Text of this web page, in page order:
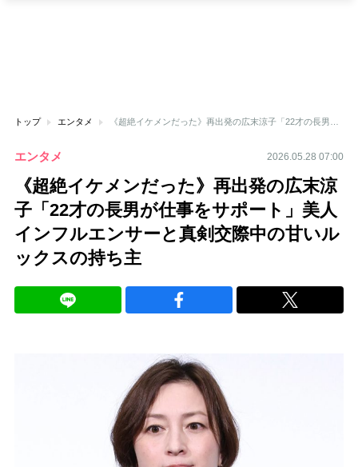
トップ エンタメ
エンタメ 2026.05.28 07:00
《超絶イケメンだった》再出発の広末涼
子「22才の長男が仕事をサポート」美人
インフルエンサーと真剣交際中の甘いル
ックスの持ち主